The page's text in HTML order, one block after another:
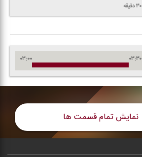
۰۳:۰۰ ۰۳:۳۰
نمایش تمام قسمت ها